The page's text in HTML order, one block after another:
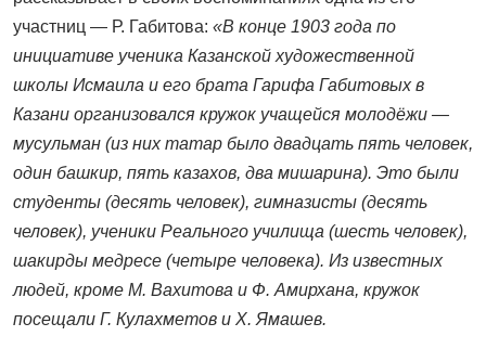
участниц — Р. Габитова: «В конце 1903 года по
инициативе ученика Казанской художественной
школы Исмаила и его брата Гарифа Габитовых в
Казани организовался кружок учащейся молодёжи —
мусульман (из них татар было двадцать пять человек,
один башкир, пять казахов, два мишарина). Это были
студенты (десять человек), гимназисты (десять
человек), ученики Реального училища (шесть человек),
шакирды медресе (четыре человека). Из известных
людей, кроме М. Вахитова и Ф. Амирхана, кружок
посещали Г. Кулахметов и X. Ямашев.